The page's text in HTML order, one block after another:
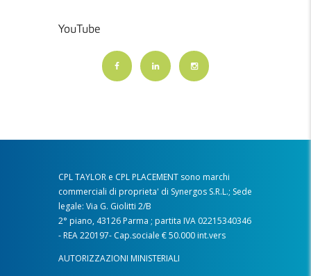
YouTube
CPL TAYLOR e CPL PLACEMENT sono marchi
commerciali di proprieta' di Synergos S.R.L.; Sede
legale: Via G. Giolitti 2/B
2° piano, 43126 Parma ; partita IVA 02215340346
- REA 220197- Cap.sociale € 50.000 int.vers
AUTORIZZAZIONI MINISTERIALI